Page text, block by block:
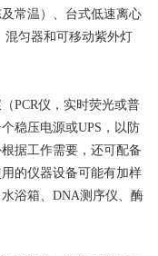
常温）、台式低速离心
混匀器和可移动紫外灯
PCR仪，实时荧光或普
稳压电源或UPS，以防
据工作需要，还可配备
的仪器设备可能有加样
浴箱、DNA测序仪、酶